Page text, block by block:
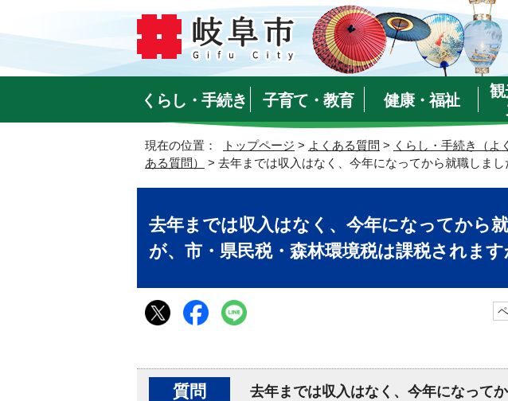
くらし・手続き 子育て・教育 健康・福祉
観
現在の位置： トップページ > よくある質問 > くらし・手続き（よ
ある質問）
> 去年までは収入はなく、今年になってから就職しま
去年までは収入はなく、今年になってから
が、市・県民税・森林環境税は課税されま
質問
去年までは収入はなく、今年になって